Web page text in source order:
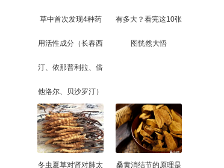
草中首次发现4种药
用活性成分（长春西
汀、依那普利拉、倍
他洛尔、贝沙罗汀）
有多大？看完这10张
图恍然大悟
冬虫夏草对肾对肺太 桑黄消结节的原理是